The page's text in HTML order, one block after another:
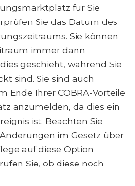
für Sie
Sie das Datum des
Sie können
immer dann
geschieht, während Sie
sind. Sie sind auch
Ende Ihrer COBRA-Vorteile
anzumelden, da dies ein
ist. Beachten Sie
im Gesetz über
auf diese Option
Sie, ob diese noch